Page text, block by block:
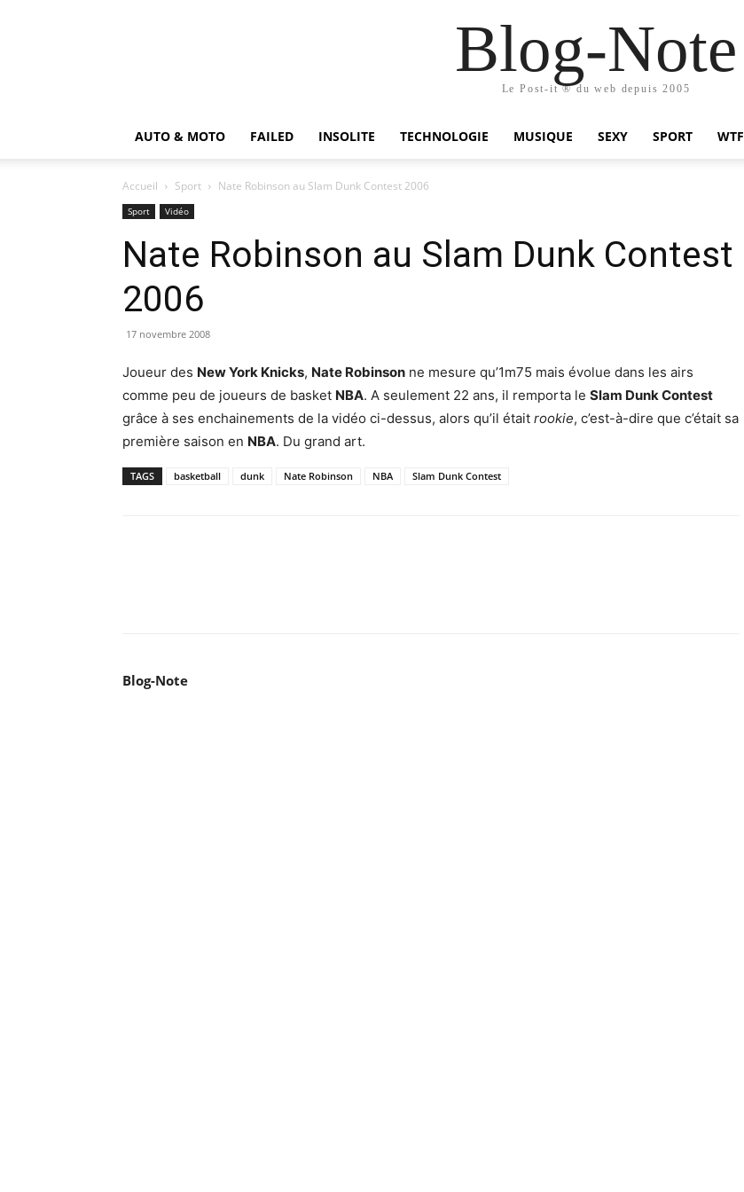
Blog-Note
Le Post-it ® du web depuis 2005
AUTO & MOTO FAILED INSOLITE TECHNOLOGIE MUSIQUE SEXY SPORT WTF
Accueil Sport Nate Robinson au Slam Dunk Contest 2006
Sport Vidéo
Nate Robinson au Slam Dunk Contest
2006
17 novembre 2008
Joueur des New York Knicks, Nate Robinson ne mesure qu’1m75 mais évolue dans les airs
comme peu de joueurs de basket NBA. A seulement 22 ans, il remporta le Slam Dunk Contest
grâce à ses enchainements de la vidéo ci-dessus, alors qu’il était rookie, c’est-à-dire que c’était sa
première saison en NBA. Du grand art.
TAGS basketball dunk Nate Robinson NBA Slam Dunk Contest
Blog-Note